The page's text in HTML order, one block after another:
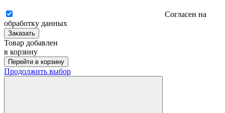
Согласен на
обработку данных
Заказать
Товар добавлен
в корзину
Перейти в корзину
Продолжить выбор